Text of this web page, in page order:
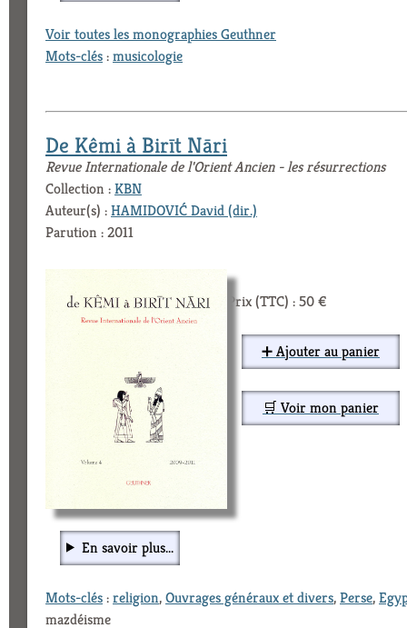
Voir toutes les monographies Geuthner
Mots-clés:musicologie
De Kêmi à Birīt Nāri
Revue Internationale de l'Orient Ancien - les résurrections
Collection :KBN
Auteur(s) :HAMIDOVIĆ David (dir.)
Parution : 2011
Prix (TTC) : 50 €
➕ Ajouter au panier
🛒 Voir mon panier
En savoir plus...
Mots-clés:religion,Ouvrages généraux et divers,Perse,
mazdéisme